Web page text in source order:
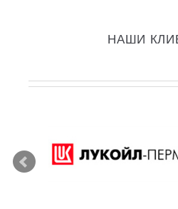
НАШИ